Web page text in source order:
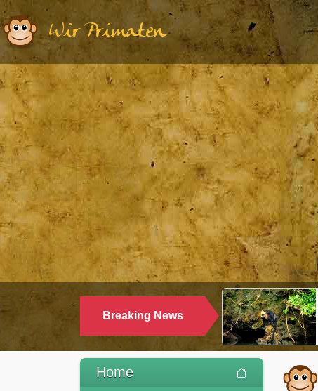
Wir Primaten
Breaking News
Home